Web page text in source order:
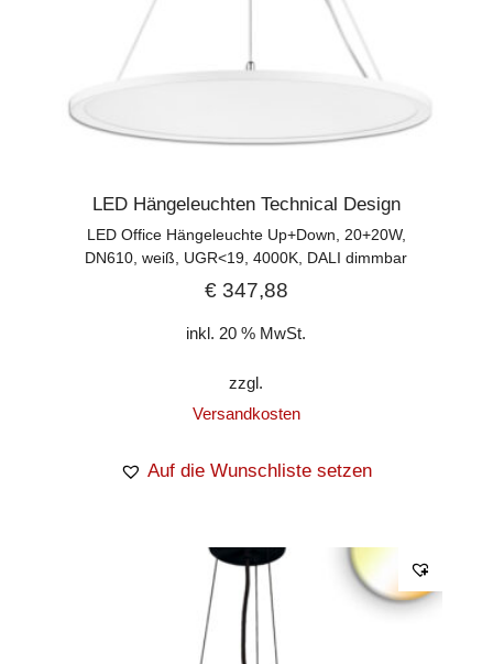
LED Hängeleuchten Technical Design
LED Office Hängeleuchte Up+Down, 20+20W,
DN610, weiß, UGR<19, 4000K, DALI dimmbar
€347,88
inkl. 20 % MwSt.
zzgl.
Versandkosten
Auf die Wunschliste setzen